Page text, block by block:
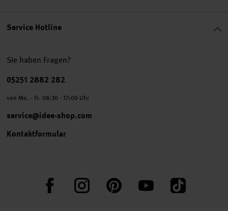
Service Hotline
Sie haben Fragen?
Telefonnummer
05251 2882 282
von Mo. - Fr. 08:30 - 17:00 Uhr
service@idee-shop.com
Kontaktformular
FacebookInstagram PinterestYouTube TikTok